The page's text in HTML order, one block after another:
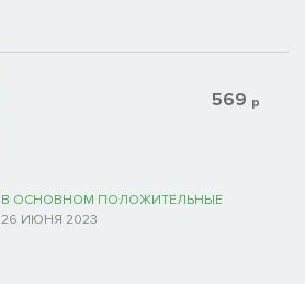
В ОСНОВНОМ ПОЛОЖИТЕЛЬНЫЕ
26 ИЮНЯ 2023
569 р